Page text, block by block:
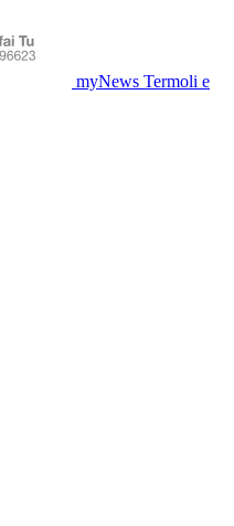
myNews Termoli e